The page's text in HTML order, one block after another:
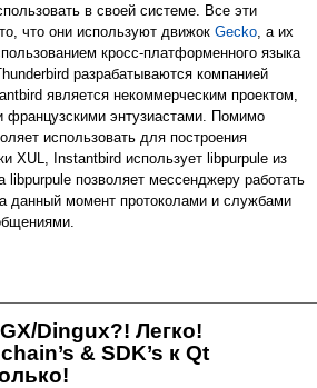
в своей системе. Все эти
что они используют движок Gecko , а их
кросс-платформенного языка
разрабатываются компанией
является некоммерческим проектом,
французскими энтузиастами. Помимо
использовать для построения
XUL, Instantbird использует libpurpule из
libpurpule позволяет мессенджеру работать
данный момент протоколами и службами
Mozilla Firefox, Mozilla Thunderbird и
Dingux?! Легко!
& SDK’s к Qt